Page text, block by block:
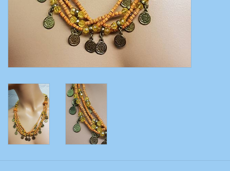
Catsuits / Saidi & Hagalla
Neu!